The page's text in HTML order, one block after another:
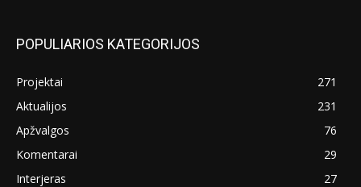
POPULIARIOS KATEGORIJOS
Projektai
271
Aktualijos
231
Apžvalgos
76
Komentarai
29
Interjeras
27